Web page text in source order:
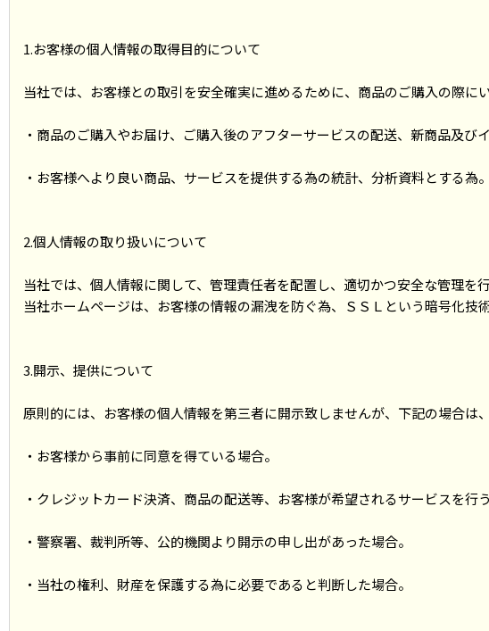
1.お客様の個人情報の取得目的について
当社では、お客様との取引を安全確実に進めるために、商品のご購入の際
・商品のご購入やお届け、ご購入後のアフターサービスの配送、新商品及び
・お客様へより良い商品、サービスを提供する為の統計、分析資料とする為。
2.個人情報の取り扱いについて
当社では、個人情報に関して、管理責任者を配置し、適切かつ安全な管理を行
当社ホームページは、お客様の情報の漏洩を防ぐ為、ＳＳＬという暗号化技
3.開示、提供について
原則的には、お客様の個人情報を第三者に開示致しませんが、下記の場合は
・お客様から事前に同意を得ている場合。
・クレジットカード決済、商品の配送等、お客様が希望されるサービスを
・警察署、裁判所等、公的機関より開示の申し出があった場合。
・当社の権利、財産を保護する為に必要であると判断した場合。